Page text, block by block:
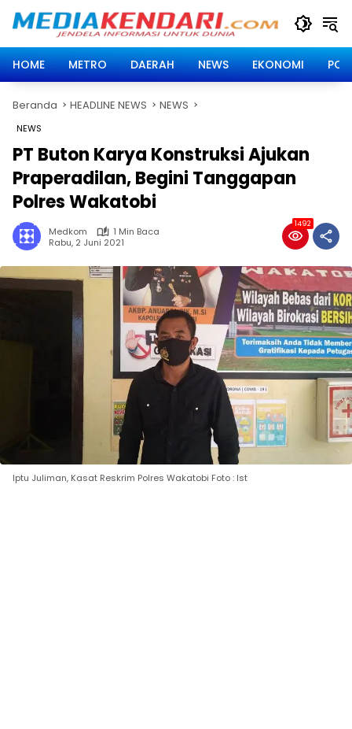
HOME
METRO DAERAH NEWS EKONOMI
Beranda HEADLINE NEWS NEWS
NEWS
PT Buton Karya Konstruksi Ajukan
Praperadilan, Begini Tanggapan
Polres Wakatobi
Medkom
1 Min Baca
Rabu, 2 Juni 2021
1492
Iptu Juliman, Kasat Reskrim Polres Wakatobi Foto : Ist